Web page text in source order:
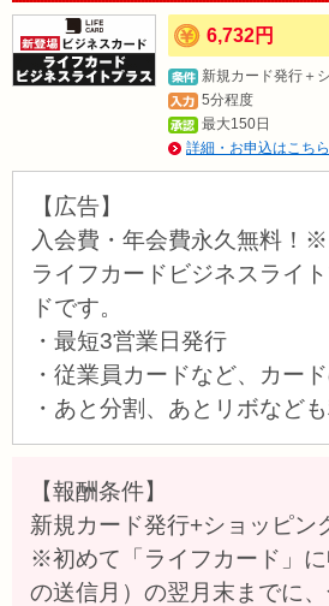
6,732円
新規カード発行＋
5分程度
最大150日
詳細・お申込はこちら
【広告】
入会費・年会費永久無料！
ライフカードビジネスライ
ドです。
・最短3営業日発行
・従業員カードなど、カー
・あと分割、あとリボなど
【報酬条件】
新規カード発行+ショッピン
※初めて「ライフカード」
の送信月）の翌月末までに